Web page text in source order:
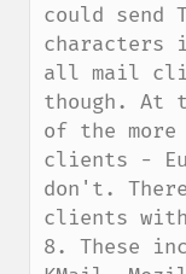
could send
characters
all mail
though. At
of the more
clients -
don't.
clients with
8. These